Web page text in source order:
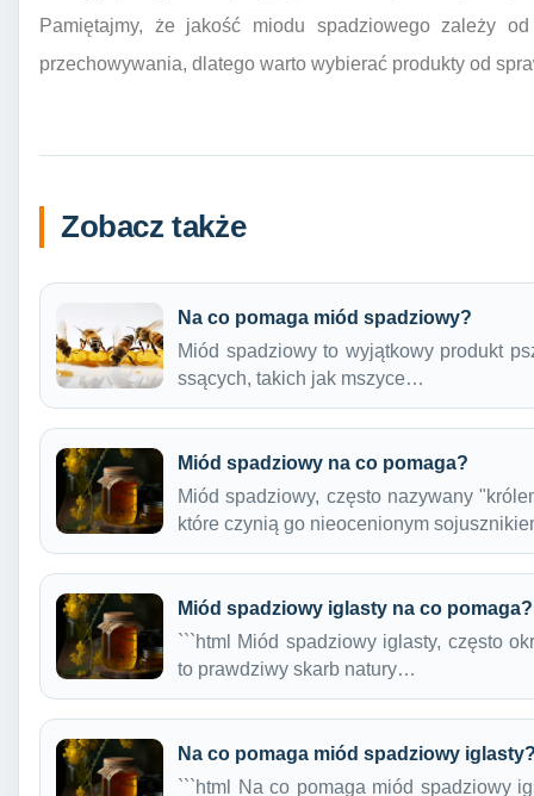
Pamiętajmy, że jakość miodu spadziowego zależy
przechowywania, dlatego warto wybierać produkty od
Zobacz także
Na co pomaga miód spadziowy?
Miód spadziowy to wyjątkowy produkt
ssących, takich jak mszyce…
Miód spadziowy na co pomaga?
Miód spadziowy, często nazywany
które czynią go nieocenionym
Miód spadziowy iglasty na co pomaga?
```html Miód spadziowy iglasty, często
to prawdziwy skarb natury…
Na co pomaga miód spadziowy
```html Na co pomaga miód spadziowy